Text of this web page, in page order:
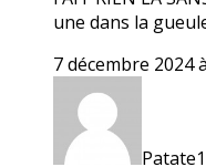
une dans la
7 décembre 2024